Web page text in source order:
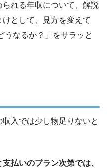
れる年収について、解説
として、見方を変えて
うなるか？」をサラッと
入では少し物足りないと
払いのプラン次第では、